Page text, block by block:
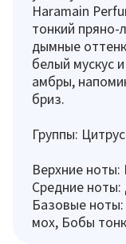
Haramain
тонкий пряно-
дымные
белый мускус
амбры,
бриз.
Группы:
Верхние
Средние
Базовые
мох, Бобы